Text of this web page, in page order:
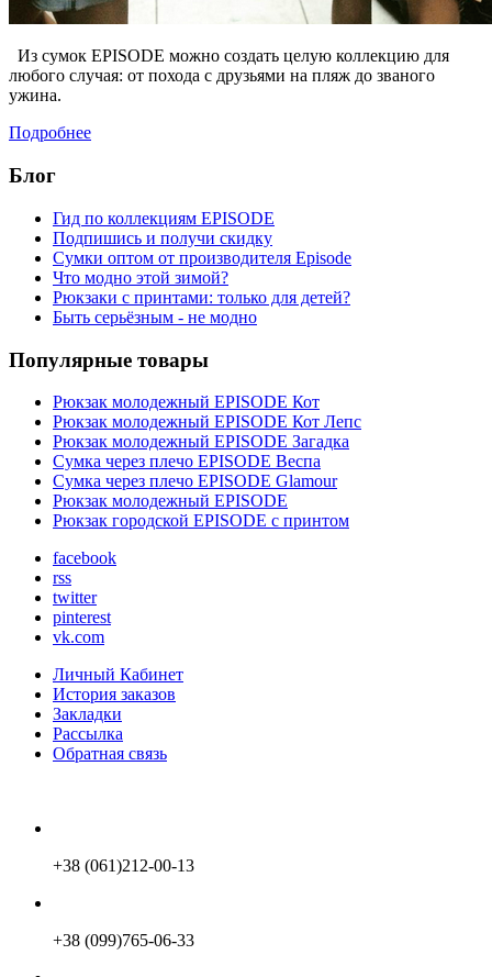
Из сумок EPISODE можно создать целую коллекцию для
любого случая: от похода с друзьями на пляж до званого
ужина.
Подробнее
Блог
Гид по коллекциям EPISODE
Подпишись и получи скидку
Сумки оптом от производителя Episode
Что модно этой зимой?
Рюкзаки с принтами: только для детей?
Быть серьёзным - не модно
Популярные товары
Рюкзак молодежный EPISODE Кот
Рюкзак молодежный EPISODE Кот Лепс
Рюкзак молодежный EPISODE Загадка
Сумка через плечо EPISODE Веспа
Сумка через плечо EPISODE Glamour
Рюкзак молодежный EPISODE
Рюкзак городской EPISODE с принтом
facebook
rss
twitter
pinterest
vk.com
Личный Кабинет
История заказов
Закладки
Рассылка
Обратная связь
+38 (061)212-00-13
+38 (099)765-06-33